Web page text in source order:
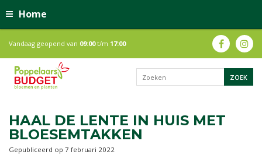
Home
Vandaag geopend van 09:00t/m 17:00
HAAL DE LENTE IN HUIS MET
BLOESEMTAKKEN
Gepubliceerd op 7 februari 2022